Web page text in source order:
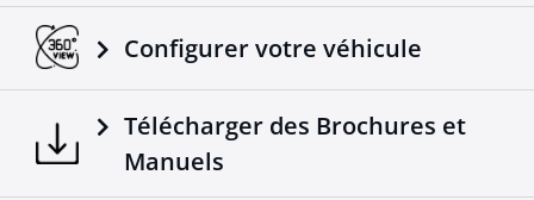
Configurer votre véhicule
Télécharger des Brochures et
Manuels